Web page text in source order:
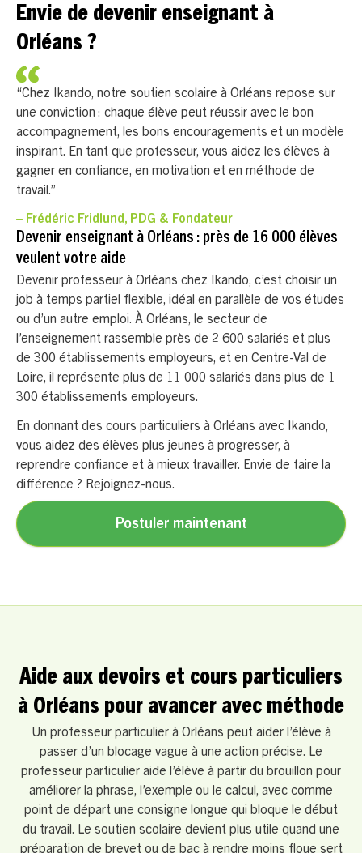
Envie de devenir enseignant à
Orléans ?
“Chez Ikando, notre soutien scolaire à Orléans repose sur
une conviction : chaque élève peut réussir avec le bon
accompagnement, les bons encouragements et un modèle
inspirant. En tant que professeur, vous aidez les élèves à
gagner en confiance, en motivation et en méthode de
travail.”
– Frédéric Fridlund, PDG & Fondateur
Devenir enseignant à Orléans : près de 16 000 élèves
veulent votre aide
Devenir professeur à Orléans chez Ikando, c’est choisir un
job à temps partiel flexible, idéal en parallèle de vos études
ou d’un autre emploi. À Orléans, le secteur de
l’enseignement rassemble près de 2 600 salariés et plus
de 300 établissements employeurs, et en Centre-Val de
Loire, il représente plus de 11 000 salariés dans plus de 1
300 établissements employeurs.
En donnant des cours particuliers à Orléans avec Ikando,
vous aidez des élèves plus jeunes à progresser, à
reprendre confiance et à mieux travailler. Envie de faire la
différence ? Rejoignez-nous.
Postuler maintenant
Aide aux devoirs et cours particuliers
à Orléans pour avancer avec méthode
Un professeur particulier à Orléans peut aider l’élève à
passer d’un blocage vague à une action précise. Le
professeur particulier aide l’élève à partir du brouillon pour
améliorer la phrase, l’exemple ou le calcul, avec comme
point de départ une consigne longue qui bloque le début
du travail. Le soutien scolaire devient plus utile quand une
préparation de brevet ou de bac à rendre moins floue sert